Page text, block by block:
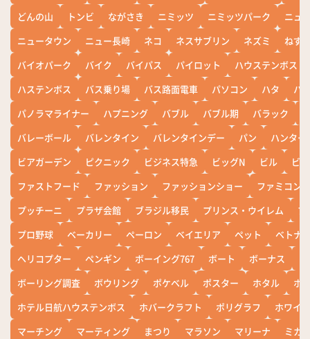
どんの山
トンビ ながさき ニミッツ ニミッツパーク
ニュ
ニュータウン
ニュー長崎 ネコ ネスサブリン ネズミ
ねず
バイオパーク
バイク バイパス パイロット
ハウステンボス
ハステンボス
バス乗り場 バス路面電車 パソコン ハタ
ハ
パノラマライナー
ハプニング バブル バブル期 バラック
バレーボール
バレンタイン バレンタインデー パン
ハンター
ビアガーデン
ピクニック ビジネス特急 ビッグN ビル
ビワ
ファストフード
ファッション ファッションショー
ファミコン
プッチーニ
プラザ会館 ブラジル移民 プリンス・ウイレム
ブ
プロ野球
ベーカリー ペーロン ベイエリア ペット
ベトナ
ヘリコプター
ペンギン ボーイング767 ボート ボーナス
ボーリング調査
ボウリング ポケベル ポスター ホタル
ホ
ホテル日航ハウステンボス
ホバークラフト ポリグラフ
ホワイ
マーチング
マーティング まつり マラソン マリーナ
ミカ